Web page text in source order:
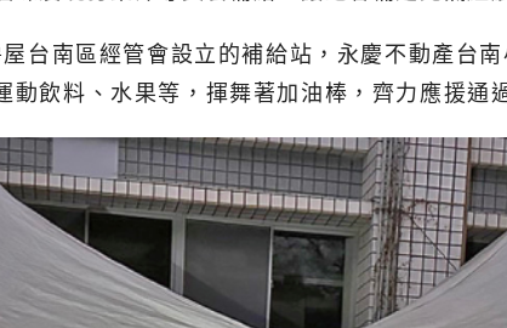
台南區經管會設立的補給站，永慶不動產台
飲料、水果等，揮舞著加油棒，齊力應援通